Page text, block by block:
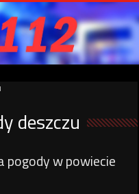
deszczu
pogody w powiecie